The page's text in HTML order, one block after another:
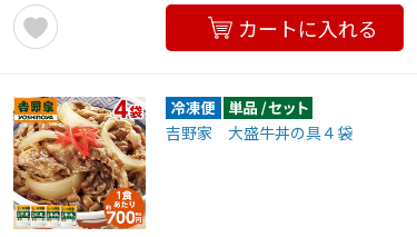
カートに入れる
吉野家 大盛牛丼の具４袋